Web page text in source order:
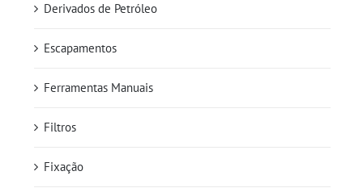
Derivados de Petróleo
Escapamentos
Ferramentas Manuais
Filtros
Fixação